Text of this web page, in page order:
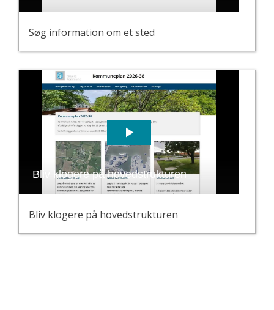
Søg information om et sted
Bliv klogere på hovedstrukturen